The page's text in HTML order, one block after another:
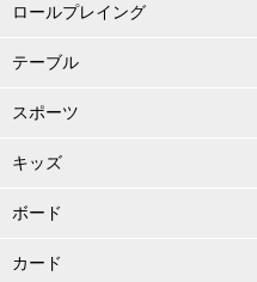
ロールプレイング
テーブル
スポーツ
キッズ
ボード
カード